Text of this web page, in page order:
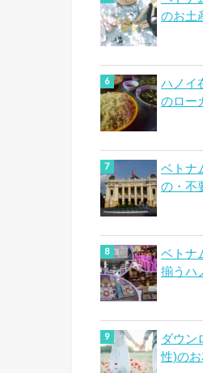
のお土
ハノイ
のロー
ベトナ
の・不
ベトナ
揃うハ
ダウン
性)の